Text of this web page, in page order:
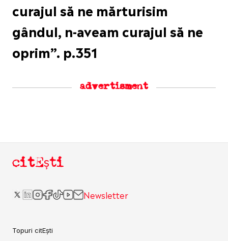
curajul să ne mărturisim
gândul, n-aveam curajul să ne
oprim”. p.351
advertisment
citEști
Newsletter
Topuri citEști